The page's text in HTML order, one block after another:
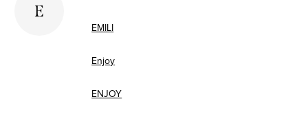
E
EMILI
Enjoy
ENJOY